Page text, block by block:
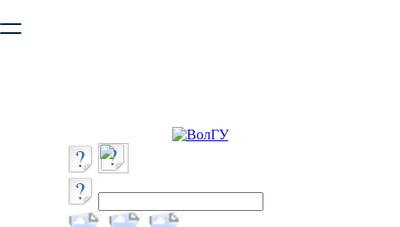
безопасную работу с сайтом. Пожалуйста